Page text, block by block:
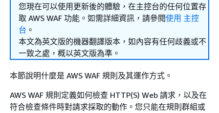
您現在可以使用更新後的體驗，在主控台的任何位置存
取 AWS WAF 功能。如需詳細資訊，請參閱使用 主控
台 。
本文為英文版的機器翻譯版本，如內容有任何歧義或不
一致之處，概以英文版為準。
本節說明什麼是 AWS WAF 規則及其運作方式。
AWS WAF 規則定義如何檢查 HTTP(S) Web 請求，以及在
符合檢查條件時對請求採取的動作。您只能在規則群組或